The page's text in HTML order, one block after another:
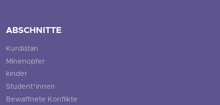
ABSCHNITTE
Kurdistan
Minenopfer
kinder
Student*innen
Bewaffnete Konflikte